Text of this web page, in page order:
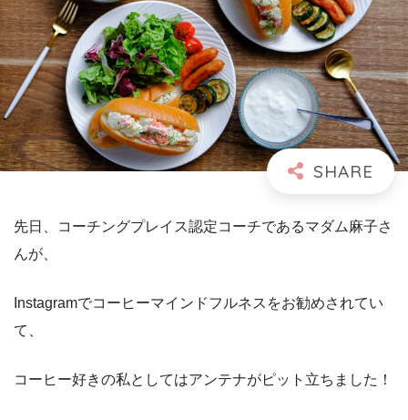
先日、コーチングプレイス認定コーチであるマダム麻子さ
んが、
Instagramでコーヒーマインドフルネスをお勧めされてい
て、
コーヒー好きの私としてはアンテナがピット立ちました！